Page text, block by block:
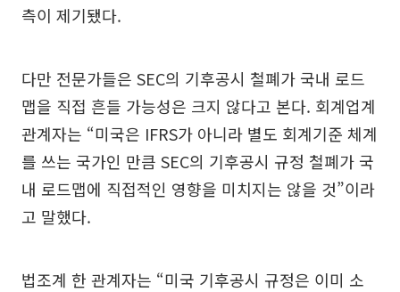
측이 제기됐다.
다만 전문가들은 SEC의 기후공시 철폐가 국내 로드
맵을 직접 흔들 가능성은 크지 않다고 본다. 회계업계
관계자는 “미국은 IFRS가 아니라 별도 회계기준 체계
를 쓰는 국가인 만큼 SEC의 기후공시 규정 철폐가 국
내 로드맵에 직접적인 영향을 미치지는 않을 것”이라
고 말했다.
법조계 한 관계자는 “미국 기후공시 규정은 이미 소